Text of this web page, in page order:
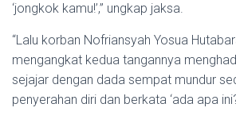
‘jongkok kamu!’,” ungkap jaksa.
“Lalu korban Nofriansyah Yosua
mengangkat kedua tangannya
sejajar dengan dada sempat mundur
penyerahan diri dan berkata ‘ada apa